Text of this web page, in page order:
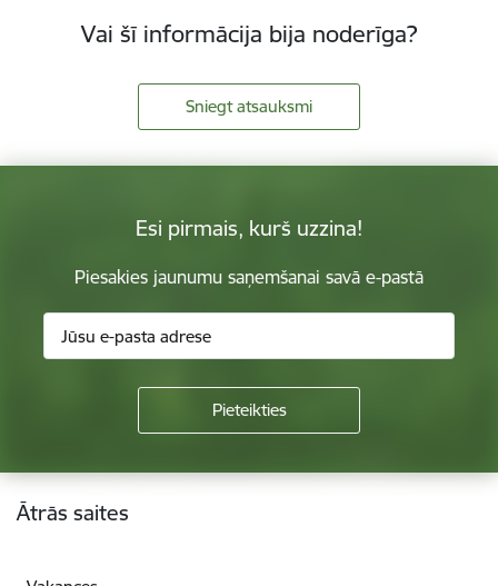
Vai šī informācija bija noderīga?
Sniegt atsauksmi
Esi pirmais, kurš uzzina!
Piesakies jaunumu saņemšanai savā e-pastā
Kājene
Ātrās saites